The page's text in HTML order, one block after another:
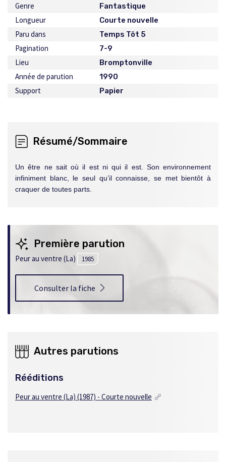
Genre Fantastique
Longueur Courte nouvelle
Paru dans Temps Tôt 5
Pagination 7-9
Lieu Bromptonville
Année de parution 1990
Support Papier
Résumé/Sommaire
Un être ne sait où il est ni qui il est. Son environnement
infiniment blanc, le seul qu’il connaisse, se met bientôt à
craquer de toutes parts.
Première parution
Peur au ventre (La) 1985
Consulter la fiche
Autres parutions
Rééditions
Peur au ventre (La) (1987) - Courte nouvelle